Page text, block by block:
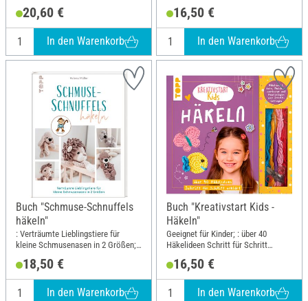
20,60 €
In den Warenkorb
16,50 €
In den Warenkorb
Buch "Schmuse-Schnuffels
häkeln"
: Verträumte Lieblingstiere für
kleine Schmusenasen in 2 Größen;
18,50 €
In den Warenkorb
Buch "Kreativstart Kids -
Häkeln"
Geeignet für Kinder; : über 40
Häkelideen Schritt für Schritt
Haarspangen und
Maschenmarkierer zum Sofort-
Loslegen; Breite: 19.5 cm; Höhe: 25
16,50 €
In den Warenkorb